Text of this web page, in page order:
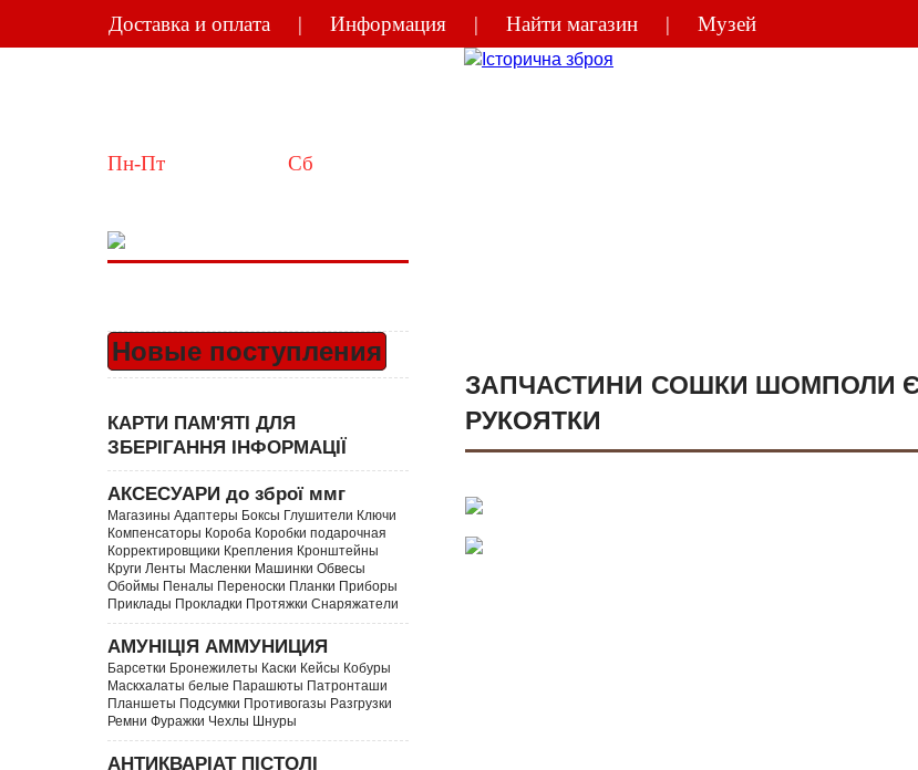
Доставка и оплата Информация Найти магазин Музей
Пн-Пт 10:00-18:00 Сб
Новые поступления
КАРТИ ПАМ'ЯТІ ДЛЯ
ЗБЕРІГАННЯ ІНФОРМАЦІЇ
АКСЕСУАРИ до зброї ммг
Магазины Адаптеры Боксы Глушители Ключи
Компенсаторы Короба Коробки подарочная
Корректировщики Крепления Кронштейны
Круги Ленты Масленки Машинки Обвесы
Обоймы Пеналы Переноски Планки Приборы
Приклады Прокладки Протяжки Снаряжатели
АМУНІЦІЯ АММУНИЦИЯ
Барсетки Бронежилеты Каски Кейсы Кобуры
Маскхалаты белые Парашюты Патронташи
Планшеты Подсумки Противогазы Разгрузки
Ремни Фуражки Чехлы Шнуры
АНТИКВАРІАТ ПІСТОЛІ
ЗАПЧАСТИНИ СОШКИ ШОМПОЛИ
РУКОЯТКИ